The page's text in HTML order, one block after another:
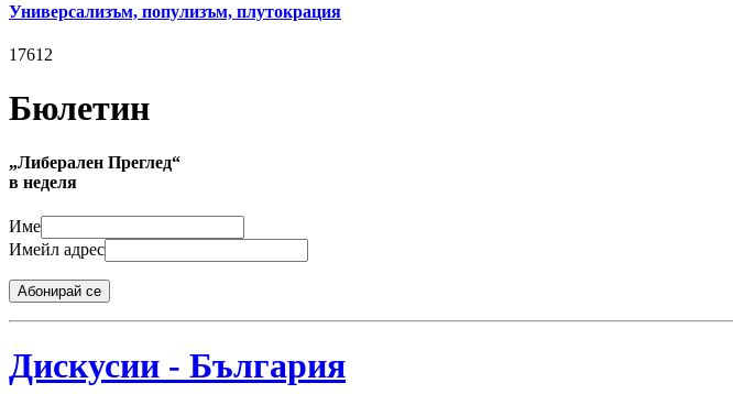
Универсализъм, популизъм, плутокрация
17612
Бюлетин
„Либерален Преглед“
в неделя
Име
Имейл адрес
Абонирай се
Дискусии - България